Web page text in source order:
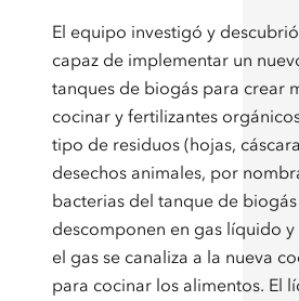
El equipo investigó y
capaz de implementar un
tanques de biogás para crear
cocinar y fertilizantes
tipo de residuos (hojas,
desechos animales, por
bacterias del tanque de
descomponen en gas líquido
el gas se canaliza a la nueva
para cocinar los alimentos. El